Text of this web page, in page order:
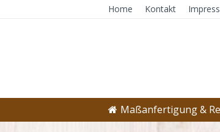
Home Kontakt
Maßanfertigung &